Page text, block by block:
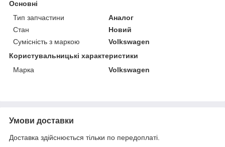
Основні
Тип запчастини
Аналог
Стан
Новий
Сумісність з маркою
Volkswagen
Користувальницькі характеристики
Марка
Volkswagen
Умови доставки
Доставка здійснюється тільки по передоплаті.